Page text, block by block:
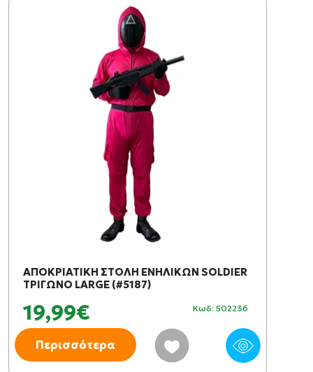
ΑΠΟΚΡΙΑΤΙΚΗ ΣΤΟΛΗ ΕΝΗΛΙΚΩΝ SOLDIER
ΤΡΙΓΩΝΟ LARGE (#5187)
19,99€ Κωδ: 502236
Περισσότερα